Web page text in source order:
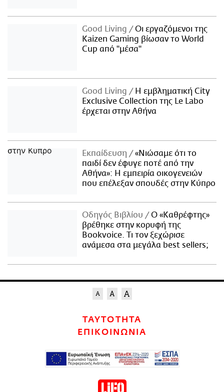
Good Living
Οι εργαζόμενοι της
Kaizen Gaming βίωσαν το World
Cup από "μέσα"
Good Living
Η εμβληματική City
Exclusive Collection της Le Labo
έρχεται στην Αθήνα
Εκπαίδευση
«Νιώσαμε ότι το
παιδί δεν έφυγε ποτέ από την
Αθήνα»: Η εμπειρία οικογενειών
που επέλεξαν σπουδές στην Κύπρο
Οδηγός Βιβλίου
Ο «Καθρέφτης»
βρέθηκε στην κορυφή της
Bookvoice. Τι τον ξεχώρισε
ανάμεσα στα μεγάλα best sellers;
ΤΑΥΤΟΤΗΤΑ
ΕΠΙΚΟΙΝΩΝΙΑ